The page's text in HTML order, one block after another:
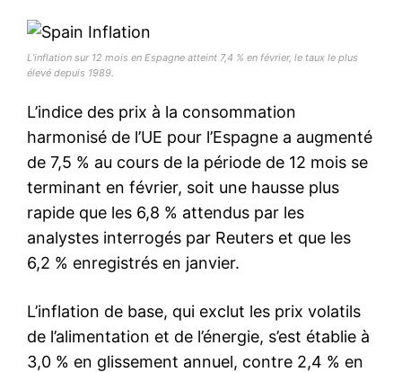
L’inflation sur 12 mois en Espagne atteint 7,4 % en février, le taux le plus
élevé depuis 1989.
L’indice des prix à la consommation
harmonisé de l’UE pour l’Espagne a augmenté
de 7,5 % au cours de la période de 12 mois se
terminant en février, soit une hausse plus
rapide que les 6,8 % attendus par les
analystes interrogés par Reuters et que les
6,2 % enregistrés en janvier.
L’inflation de base, qui exclut les prix volatils
de l’alimentation et de l’énergie, s’est établie à
3,0 % en glissement annuel, contre 2,4 % en